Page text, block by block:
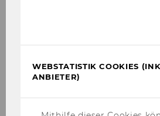
Sergio Messina, PhD, LL.M.
WEBSTATISTIK COOKIES
ANBIETER)